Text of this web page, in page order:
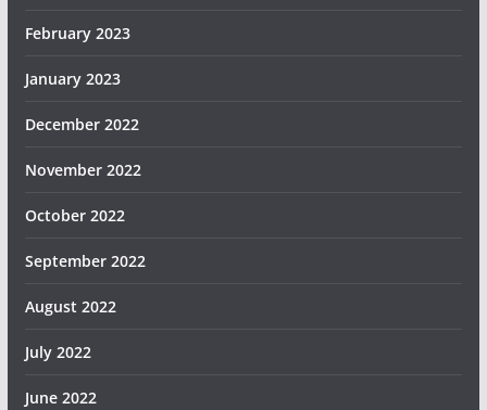
February 2023
January 2023
December 2022
November 2022
October 2022
September 2022
August 2022
July 2022
June 2022